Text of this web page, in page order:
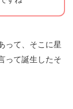
って、そこに星
って誕生したそ